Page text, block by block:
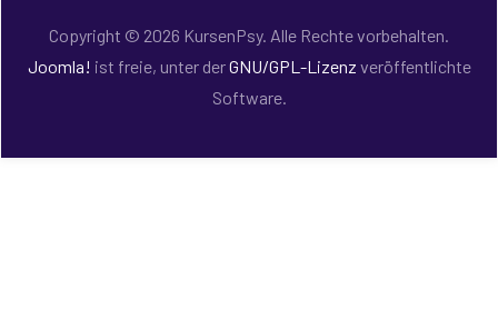
Copyright © 2026 KursenPsy. Alle Rechte vorbehalten.
Joomla! ist freie, unter derGNU/GPL-Lizenz veröffentlichte
Software.